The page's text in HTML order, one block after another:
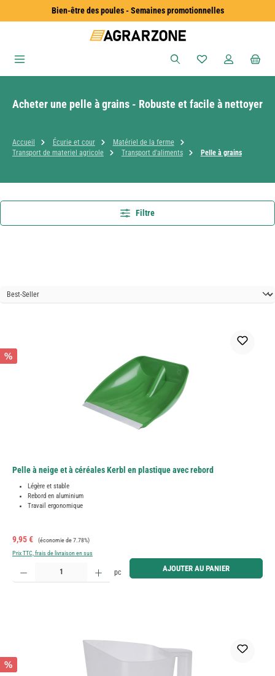
Passer au contenu principalBien-être des poules - Semaines promotionnelles
Vous avez 0
Acheter une pelle à grains - Robuste et facile à nettoyer
Accueil Écurie et cour
Matériel de la ferme
Transport de materiel agricole
Transport d'aliments Pelle à grains
Filtre
%
Pelle à neige et à céréales Kerbl en plastique avec rebord
Légère et stable
Rebord en aluminium
Travail ergonomique
Prix de vente :
9,95 € Prix régulier :
(économie de 7.78%)
Prix TTC, frais de livraison en sus
Quantité de produit : Entrez la quantité souhaitée ou utilisez les boutons pour augmenter ou
pc AJOUTER AU PANIER
%